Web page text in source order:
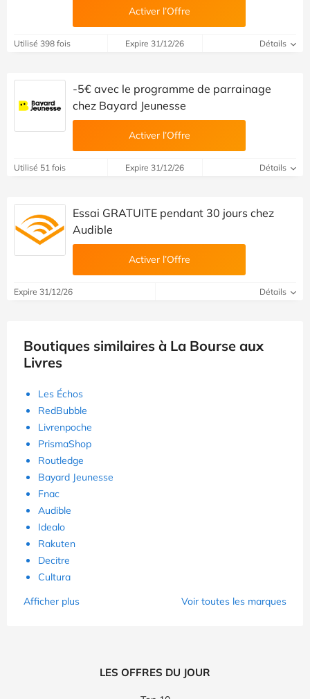
Activer l’Offre
Utilisé 398 fois Expire 31/12/26 Détails
-5€ avec le programme de parrainage
chez Bayard Jeunesse
Activer l’Offre
Utilisé 51 fois Expire 31/12/26 Détails
Essai GRATUITE pendant 30 jours chez
Audible
Activer l’Offre
Expire 31/12/26 Détails
Boutiques similaires à La Bourse aux
Livres
Les Échos
RedBubble
Livrenpoche
PrismaShop
Routledge
Bayard Jeunesse
Fnac
Audible
Idealo
Rakuten
Decitre
Cultura
Afficher plus
Voir toutes les marques
LES OFFRES DU JOUR